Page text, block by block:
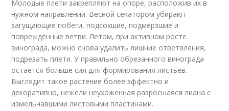
Молодые плети закрепляют на опоре, расположив их в
нужном направлении. Весной секатором убирают
загущающие побеги, подсохшие, подмёрзшие и
повреждённые ветви. Летом, при активном росте
винограда, можно снова удалить лишние ответвления,
подрезать плети. У правильно обрезанного винограда
остаётся больше сил для формирования листьев.
Выглядит такое растение более эффектно и
декоративно, нежели неухоженная разросшаяся лиана с
измельчавшими листовыми пластинами.